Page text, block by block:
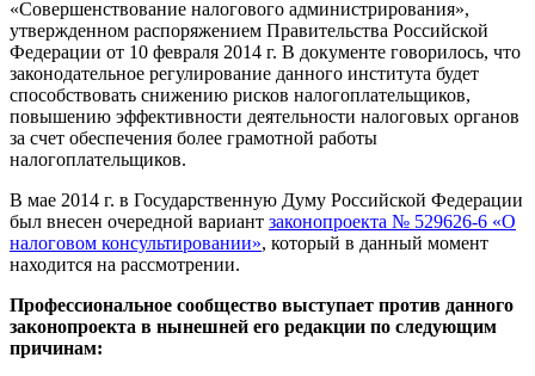
«Совершенствование налогового администрирования»,
утвержденном распоряжением Правительства Российской
Федерации от 10 февраля 2014 г. В документе говорилось, что
законодательное регулирование данного института будет
способствовать снижению рисков налогоплательщиков,
повышению эффективности деятельности налоговых органов
за счет обеспечения более грамотной работы
налогоплательщиков.
В мае 2014 г. в Государственную Думу Российской Федерации
был внесен очередной вариант законопроекта № 529626-6 «О
налоговом консультировании», который в данный момент
находится на рассмотрении.
Профессиональное сообщество выступает против данного
законопроекта в нынешней его редакции по следующим
причинам: